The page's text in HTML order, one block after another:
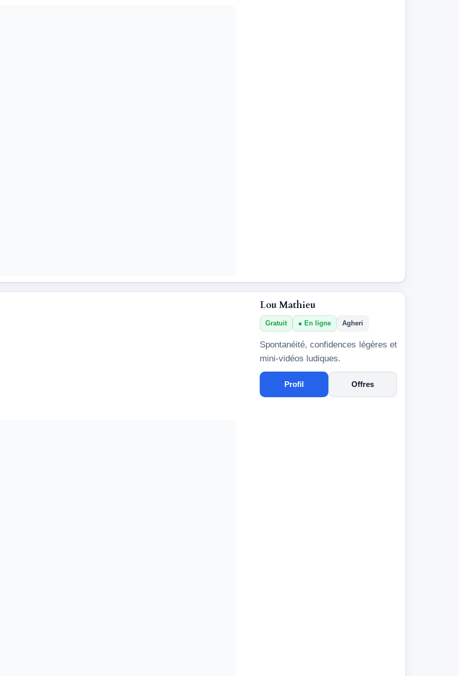
Lou Mathieu
Gratuit En ligne Agheri
Spontanéité, confidences légères et
mini-vidéos ludiques.
Profil Offres